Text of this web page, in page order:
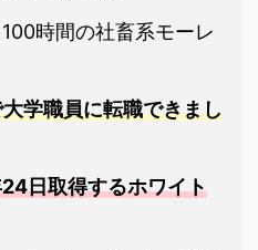
時間の社畜系モーレ
学職員に転職できまし
日取得するホワイト